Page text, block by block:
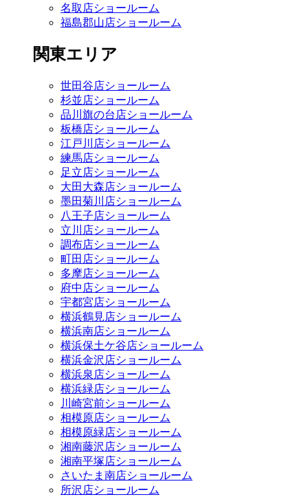
名取店ショールーム
福島郡山店ショールーム
関東エリア
世田谷店ショールーム
杉並店ショールーム
品川旗の台店ショールーム
板橋店ショールーム
江戸川店ショールーム
練馬店ショールーム
足立店ショールーム
大田大森店ショールーム
墨田菊川店ショールーム
八王子店ショールーム
立川店ショールーム
調布店ショールーム
町田店ショールーム
多摩店ショールーム
府中店ショールーム
宇都宮店ショールーム
横浜鶴見店ショールーム
横浜南店ショールーム
横浜保土ケ谷店ショールーム
横浜金沢店ショールーム
横浜泉店ショールーム
横浜緑店ショールーム
川崎宮前ショールーム
相模原店ショールーム
相模原緑店ショールーム
湘南藤沢店ショールーム
湘南平塚店ショールーム
さいたま南店ショールーム
所沢店ショールーム